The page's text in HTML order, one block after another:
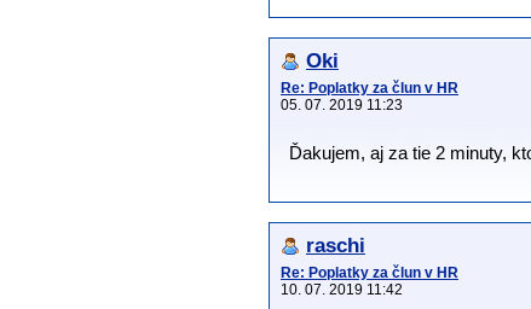
Oki
Re: Poplatky za člun v HR
05. 07. 2019 11:23
Ďakujem, aj za tie 2 minuty,
raschi
Re: Poplatky za člun v HR
10. 07. 2019 11:42